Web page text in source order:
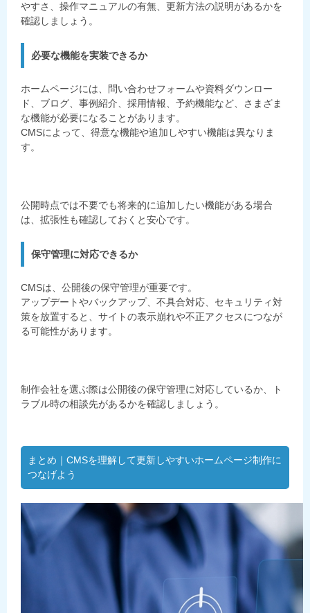
やすさ、操作マニュアルの有無、更新方法の説明があるかを
確認しましょう。
必要な機能を実装できるか
ホームページには、問い合わせフォームや資料ダウンロー
ド、ブログ、事例紹介、採用情報、予約機能など、さまざま
な機能が必要になることがあります。
CMSによって、得意な機能や追加しやすい機能は異なりま
す。
公開時点では不要でも将来的に追加したい機能がある場合
は、拡張性も確認しておくと安心です。
保守管理に対応できるか
CMSは、公開後の保守管理が重要です。
アップデートやバックアップ、不具合対応、セキュリティ対
策を放置すると、サイトの表示崩れや不正アクセスにつなが
る可能性があります。
制作会社を選ぶ際は公開後の保守管理に対応しているか、ト
ラブル時の相談先があるかを確認しましょう。
まとめ｜CMSを理解して更新しやすいホームページ制作に
つなげよう